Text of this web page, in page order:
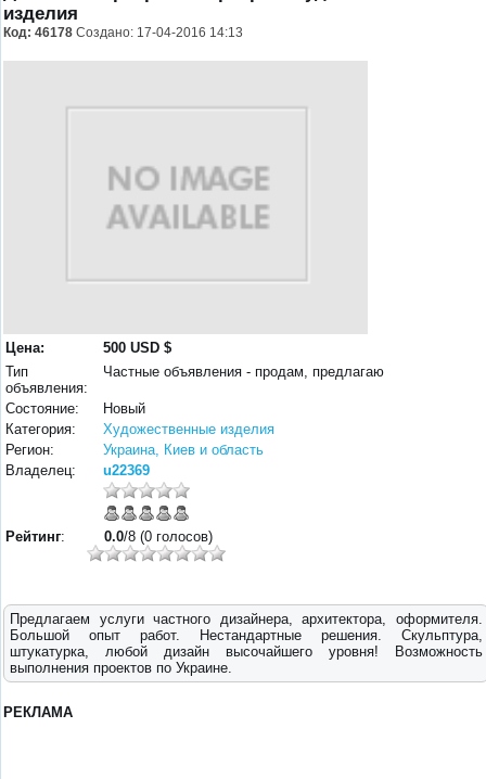
изделия
Код: 46178 Создано: 17-04-2016 14:13
Цена:
500 USD $
Тип
объявления:
Частные объявления - продам, предлагаю
Состояние:
Новый
Категория:
Художественные изделия
Регион:
Украина, Киев и область
Владелец:
u22369
Рейтинг: 0.0/8 (0 голосов)
Предлагаем услуги частного дизайнера, архитектора, оформителя.
Большой опыт работ. Нестандартные решения. Скульптура,
штукатурка, любой дизайн высочайшего уровня! Возможность
выполнения проектов по Украине.
РЕКЛАМА